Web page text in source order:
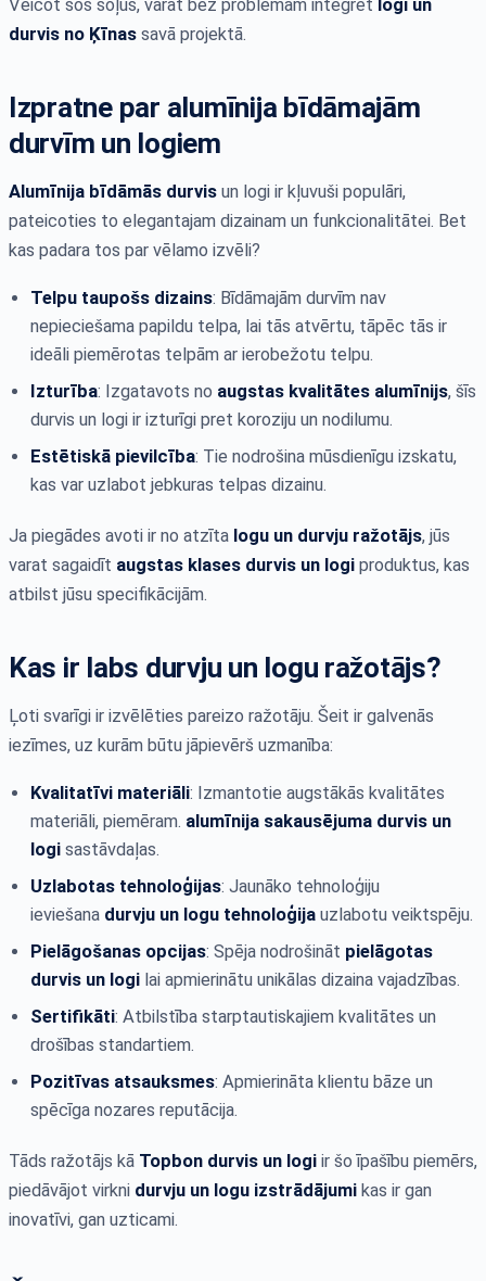
Veicot šos soļus, varat bez problēmām integrēt logi un
durvis no Ķīnas savā projektā.
Izpratne par alumīnija bīdāmajām
durvīm un logiem
Alumīnija bīdāmās durvis un logi ir kļuvuši populāri,
pateicoties to elegantajam dizainam un funkcionalitātei. Bet
kas padara tos par vēlamo izvēli?
Telpu taupošs dizains: Bīdāmajām durvīm nav
nepieciešama papildu telpa, lai tās atvērtu, tāpēc tās ir
ideāli piemērotas telpām ar ierobežotu telpu.
Izturība: Izgatavots no augstas kvalitātes alumīnijs, šīs
durvis un logi ir izturīgi pret koroziju un nodilumu.
Estētiskā pievilcība: Tie nodrošina mūsdienīgu izskatu,
kas var uzlabot jebkuras telpas dizainu.
Ja piegādes avoti ir no atzīta logu un durvju ražotājs, jūs
varat sagaidīt augstas klases durvis un logi produktus, kas
atbilst jūsu specifikācijām.
Kas ir labs durvju un logu ražotājs?
Ļoti svarīgi ir izvēlēties pareizo ražotāju. Šeit ir galvenās
iezīmes, uz kurām būtu jāpievērš uzmanība:
Kvalitatīvi materiāli: Izmantotie augstākās kvalitātes
materiāli, piemēram. alumīnija sakausējuma durvis un
logi sastāvdaļas.
Uzlabotas tehnoloģijas: Jaunāko tehnoloģiju
ieviešana durvju un logu tehnoloģija uzlabotu veiktspēju.
Pielāgošanas opcijas: Spēja nodrošināt pielāgotas
durvis un logi lai apmierinātu unikālas dizaina vajadzības.
Sertifikāti: Atbilstība starptautiskajiem kvalitātes un
drošības standartiem.
Pozitīvas atsauksmes: Apmierināta klientu bāze un
spēcīga nozares reputācija.
Tāds ražotājs kā Topbon durvis un logi ir šo īpašību piemērs,
piedāvājot virkni durvju un logu izstrādājumi kas ir gan
inovatīvi, gan uzticami.